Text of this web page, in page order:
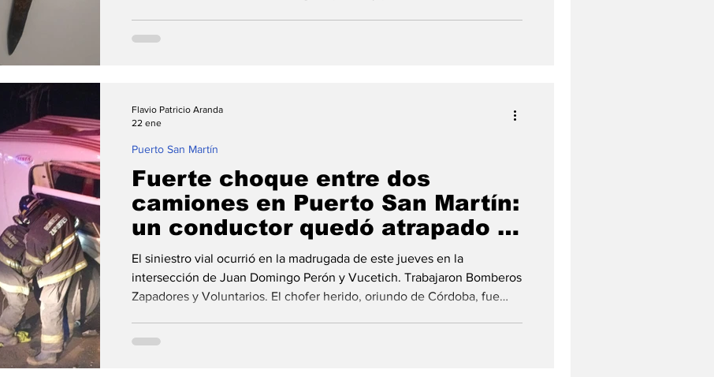
Fuerte choque entre dos
camiones en Puerto San Martín:
un conductor quedó atrapado y
fue rescatado
El siniestro vial ocurrió en la madrugada de este jueves en la
intersección de Juan Domingo Perón y Vucetich. Trabajaron Bomberos
Zapadores y Voluntarios. El chofer herido, oriundo de Córdoba, fue
Puerto San Martín
Flavio Patricio Aranda
22 ene